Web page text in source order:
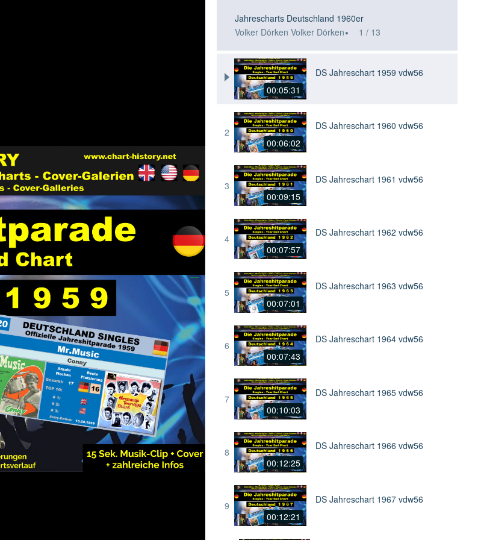
Jahrescharts Deutschland 1960er
Volker Dörken Volker Dörken· 1 / 13
1
00:05:31
DS Jahreschart 1959 vdw56
2
00:06:02
DS Jahreschart 1960 vdw56
3
00:09:15
DS Jahreschart 1961 vdw56
4
00:07:57
DS Jahreschart 1962 vdw56
5
00:07:01
DS Jahreschart 1963 vdw56
6
00:07:43
DS Jahreschart 1964 vdw56
7
00:10:03
DS Jahreschart 1965 vdw56
8
00:12:25
DS Jahreschart 1966 vdw56
9
00:12:21
DS Jahreschart 1967 vdw56